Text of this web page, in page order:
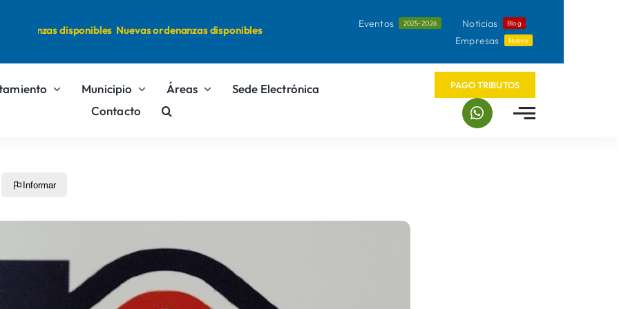
disponibles Nuevas ordenanzas disponibles Eventos 2025-2026 Noticias Blog
Empresas Nuevo
Municipio Áreas
Sede Electrónica
Contacto
PAGO TRIBUTOS
Informar